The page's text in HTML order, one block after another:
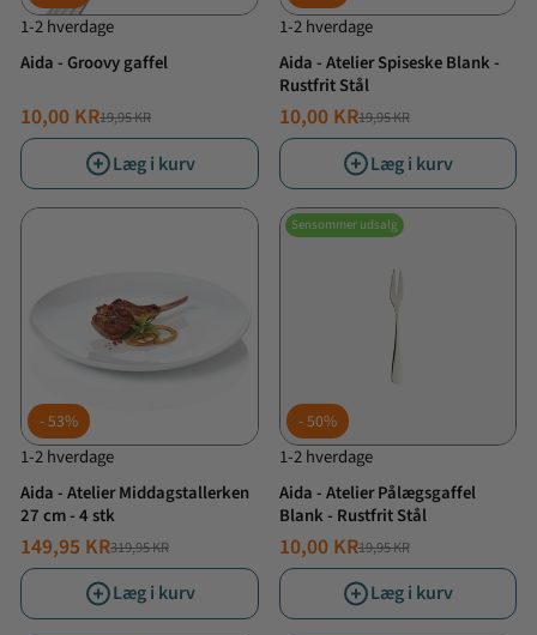
1-2 hverdage
Aida - Groovy gaffel
NORMALPRIS
19,95 KR
TILBUDSPRIS
10,00 KR
Læg i kurv
1-2 hverdage
Aida - Atelier Spiseske Blank -
Rustfrit Stål
NORMALPRIS
19,95 KR
TILBUDSPRIS
10,00 KR
Læg i kurv
53%
1-2 hverdage
Aida - Atelier Middagstallerken
27 cm - 4 stk
NORMALPRIS319,95 KR
TILBUDSPRIS
149,95 KR
Læg i kurv
Sensommer udsalg
50%
1-2 hverdage
Aida - Atelier Pålægsgaffel
Blank - Rustfrit Stål
NORMALPRIS
19,95 KR
TILBUDSPRIS
10,00 KR
Læg i kurv